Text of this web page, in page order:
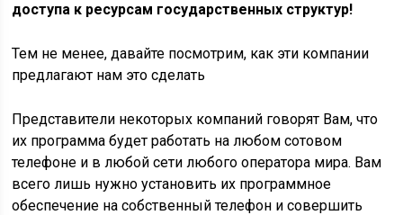
доступа к ресурсам государственных структур!
Тем не менее, давайте посмотрим, как эти компании
предлагают нам это сделать
Представители некоторых компаний говорят Вам, что
их программа будет работать на любом сотовом
телефоне и в любой сети любого оператора мира. Вам
всего лишь нужно установить их программное
обеспечение на собственный телефон и совершить